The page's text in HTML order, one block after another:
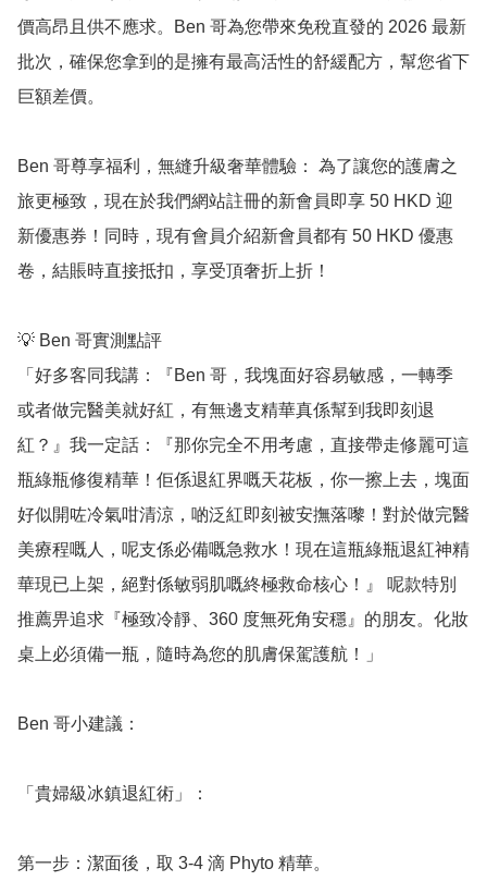
價高昂且供不應求。Ben 哥為您帶來免稅直發的 2026 最新
批次，確保您拿到的是擁有最高活性的舒緩配方，幫您省下
巨額差價。
Ben 哥尊享福利，無縫升級奢華體驗： 為了讓您的護膚之
旅更極致，現在於我們網站註冊的新會員即享 50 HKD 迎
新優惠券！同時，現有會員介紹新會員都有 50 HKD 優惠
卷，結賬時直接抵扣，享受頂奢折上折！
💡 Ben 哥實測點評
「好多客同我講：『Ben 哥，我塊面好容易敏感，一轉季
或者做完醫美就好紅，有無邊支精華真係幫到我即刻退
紅？』我一定話：『那你完全不用考慮，直接帶走修麗可這
瓶綠瓶修復精華！佢係退紅界嘅天花板，你一擦上去，塊面
好似開咗冷氣咁清涼，啲泛紅即刻被安撫落嚟！對於做完醫
美療程嘅人，呢支係必備嘅急救水！現在這瓶綠瓶退紅神精
華現已上架，絕對係敏弱肌嘅終極救命核心！』 呢款特別
推薦畀追求『極致冷靜、360 度無死角安穩』的朋友。化妝
桌上必須備一瓶，隨時為您的肌膚保駕護航！」
Ben 哥小建議：
「貴婦級冰鎮退紅術」：
第一步：潔面後，取 3-4 滴 Phyto 精華。